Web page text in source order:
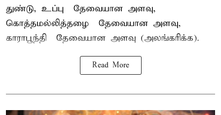
துண்டு, உப்பு – தேவையான அளவு,
கொத்தமல்லித்தழை – தேவையான அளவு,
காராபூந்தி – தேவையான அளவு (அலங்கரிக்க).
Read More